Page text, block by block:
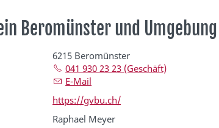
Beromünster und Umgebung
6215 Beromünster
041 930 23 23 (Geschäft)
E-Mail
https://gvbu.ch/
Raphael Meyer